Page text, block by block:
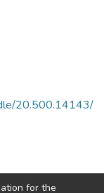
20.500.14143/
for the